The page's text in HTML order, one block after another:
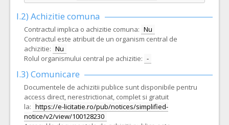
I.2) Achizitie comuna
Contractul implica o achizitie comuna: Nu
Contractul este atribuit de un organism central de
achizitie: Nu
Rolul organismului central pe achizitie: -
I.3) Comunicare
Documentele de achizitii publice sunt disponibile pentru
access direct, nerestrictionat, complet si gratuit
la: https://e-licitatie.ro/pub/notices/simplified-
notice/v2/view/100128230